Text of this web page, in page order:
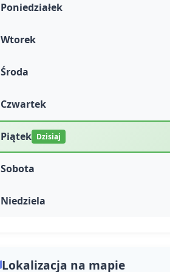
Poniedziałek
Wtorek
Środa
Czwartek
Piątek Dzisiaj
Sobota
Niedziela
Lokalizacja na mapie